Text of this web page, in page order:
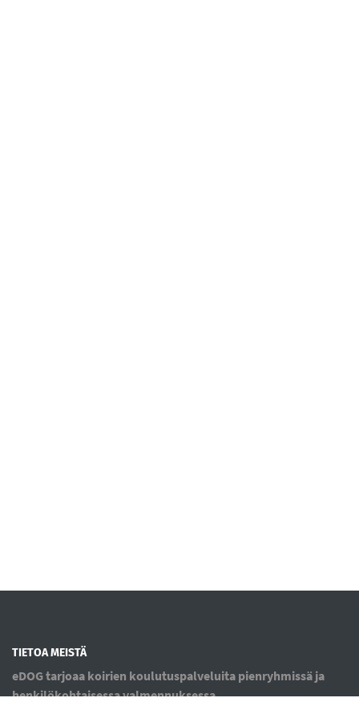
TIETOA MEISTÄ
eDOG tarjoaa koirien koulutuspalveluita pienryhmissä ja
henkilökohtaisessa valmennuksessa.